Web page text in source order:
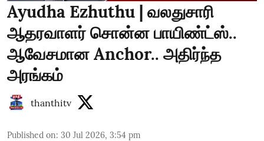
Ayudha Ezhuthu | வலதுசாரி
ஆதரவாளர் சொன்ன பாயிண்ட்ஸ்..
ஆவேசமான Anchor.. அதிர்ந்த
அரங்கம்
thanthitv
Published on: 30 Jul 2026, 3:54 pm